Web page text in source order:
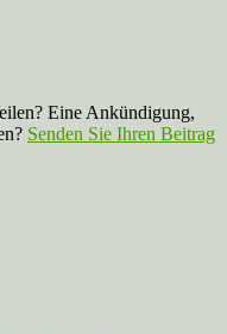
Eine Ankündigung,
Senden Sie Ihren Beitrag